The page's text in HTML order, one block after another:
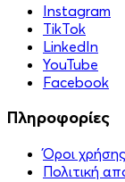
Instagram
TikTok
LinkedIn
YouTube
Facebook
Πληροφορίες
Όροι χρήσης
Πολιτική